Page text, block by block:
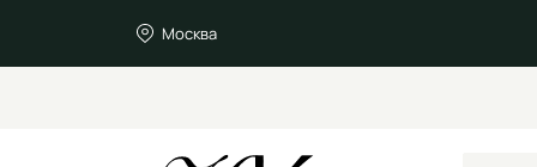
Москва